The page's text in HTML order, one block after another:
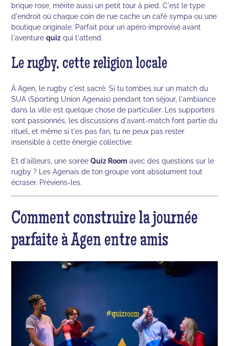
brique rose, mérite aussi un petit tour à pied. C'est le type
d'endroit où chaque coin de rue cache un café sympa ou une
boutique originale. Parfait pour un apéro improvisé avant
l'aventurequiz qui t'attend.
Le rugby, cette religion locale
À Agen, le rugby c'est sacré. Si tu tombes sur un match du
SUA (Sporting Union Agenais) pendant ton séjour, l'ambiance
dans la ville est quelque chose de particulier. Les supporters
sont passionnés, les discussions d'avant-match font partie du
rituel, et même si t'es pas fan, tu ne peux pas rester
insensible à cette énergie collective.
Et d'ailleurs, une soiréeQuiz Room avec des questions sur le
rugby ? Les Agenais de ton groupe vont absolument tout
écraser. Préviens-les.
Comment construire la journée
parfaite à Agen entre amis